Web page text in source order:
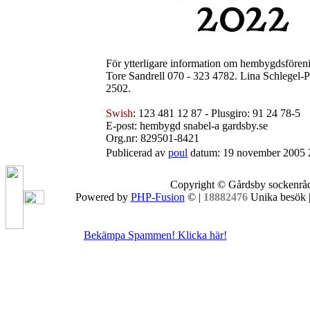
För ytterligare information om
Tore Sandrell 070 - 323 4782. Lina Schlegel-
2502.
Swish: 123 481 12 87 - Plusgiro: 91 24 78-5
E-post: hembygd snabel-a gardsby.se
Org.nr: 829501-8421
Publicerad av poul datum: 19 november 2005
Copyright © Gårdsby
Powered by PHP-Fusion © | 18882476 Unika besök
Bekämpa Spammen! Klicka här!